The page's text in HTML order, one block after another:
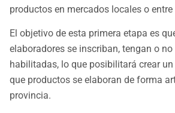
productos en mercados locales o
El objetivo de esta primera etapa es
elaboradores se inscriban, tengan o
habilitadas, lo que posibilitará crear
que productos se elaboran de forma
provincia.